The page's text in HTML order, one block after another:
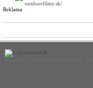
outdoorfilmy.sk/
Reklama